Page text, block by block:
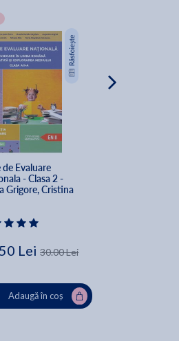
de Evaluare
- Clasa 2 -
Grigore, Cristina
Anghel,
Nitu, Maria-
Nicolescu
Lei 30.00 Lei
Adaugă în coș